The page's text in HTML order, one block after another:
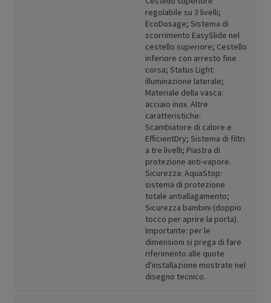
regolabile su 3 livelli;
EcoDosage; Sistema di
scorrimento EasySlide nel
cestello superiore; Cestello
inferiore con arresto fine
corsa; Status Light:
illuminazione laterale;
Materiale della vasca:
acciaio inox. Altre
caratteristiche:
Scambiatore di calore e
EfficientDry; Sistema di filtri
a tre livelli; Piastra di
protezione anti-vapore.
Sicurezza: AquaStop:
sistema di protezione
totale antiallagamento;
Sicurezza bambini (doppio
tocco per aprire la porta).
Importante: per le
dimensioni si prega di fare
riferimento alle quote
d'installazione mostrate nel
disegno tecnico.